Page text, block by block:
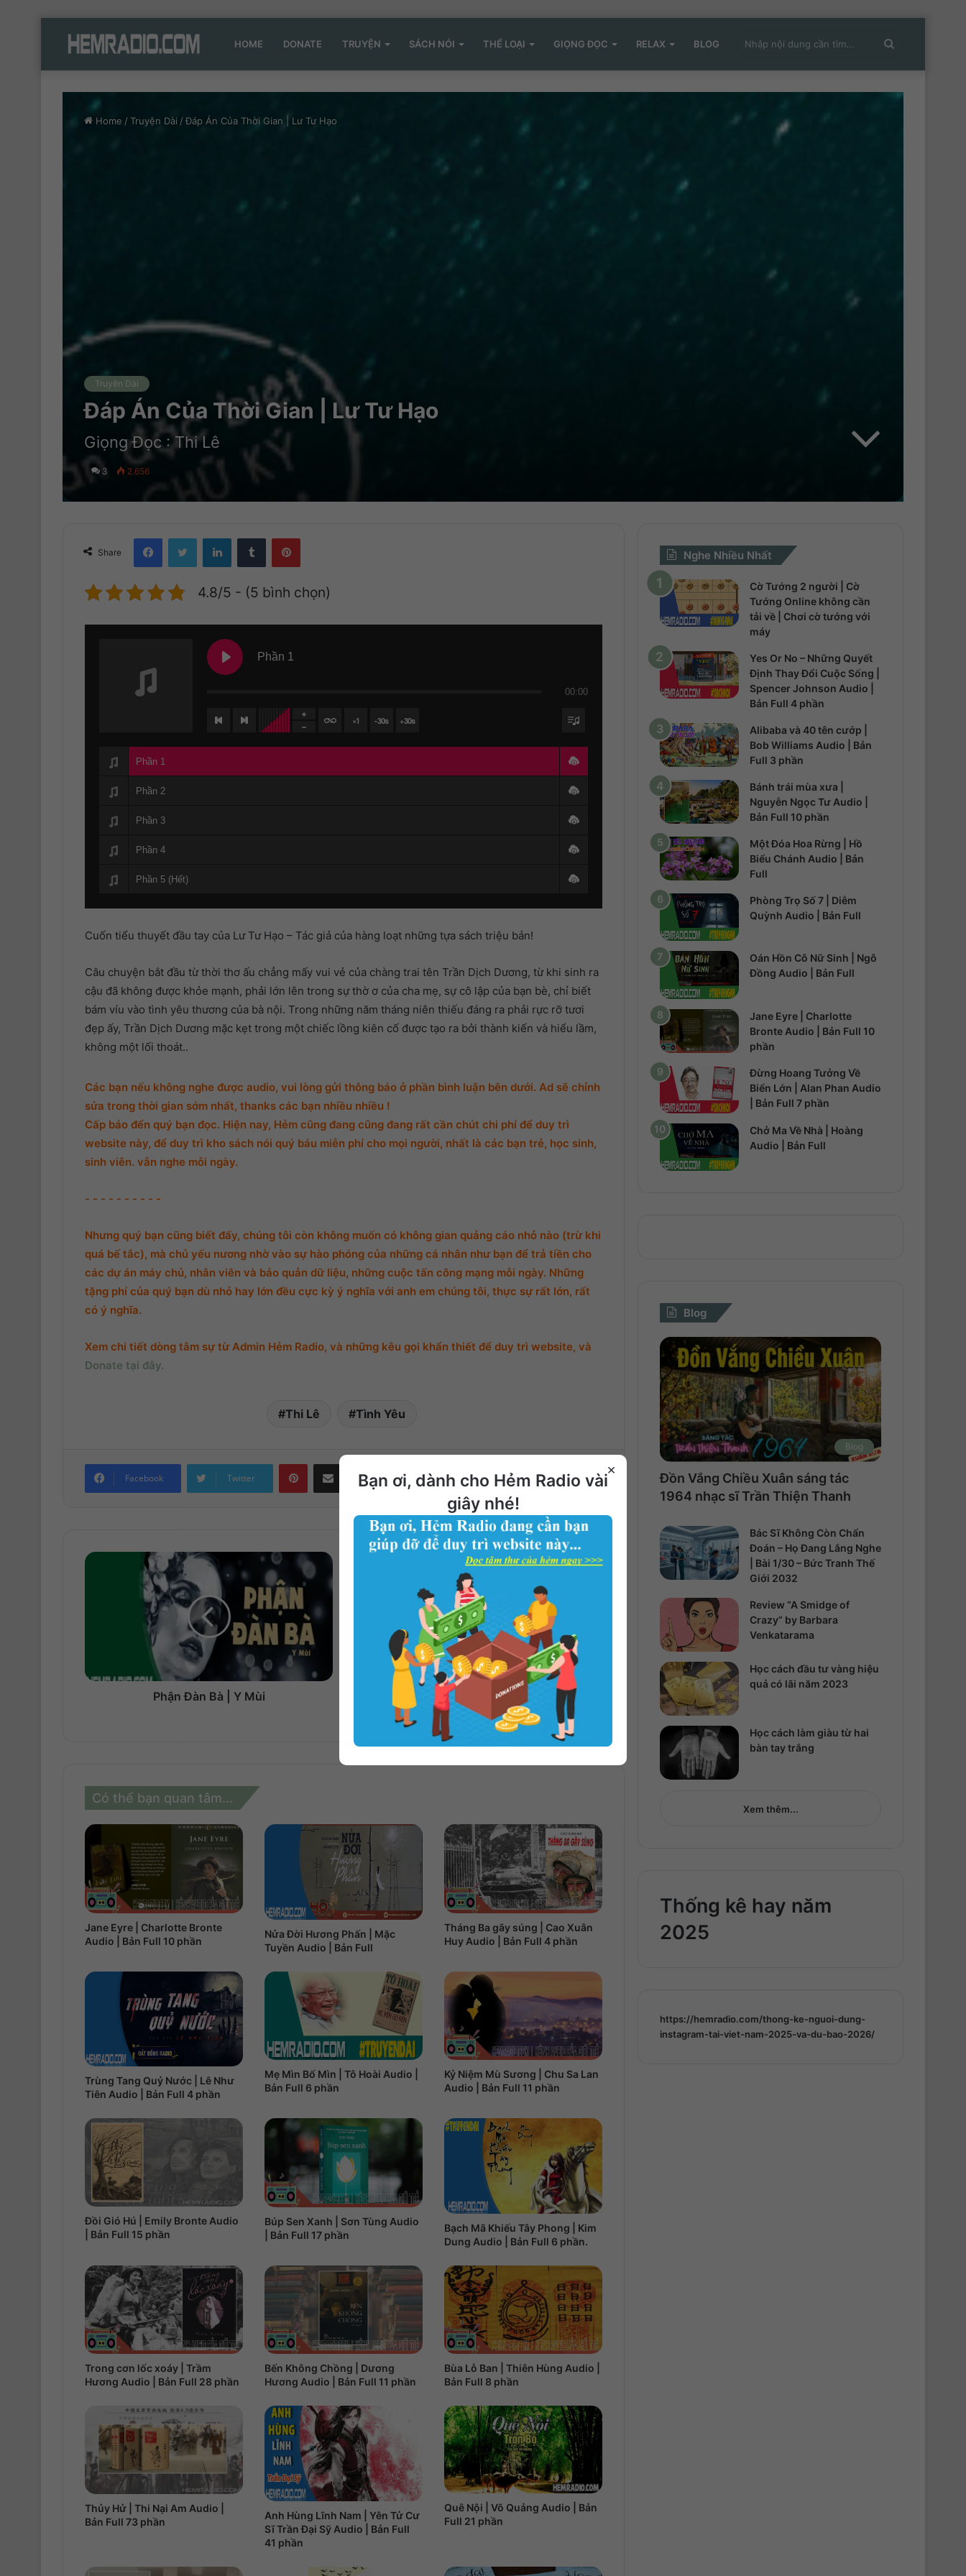
HOME DONATE TRUYỆN SÁCH NÓI THỂ LOẠI GIỌNG ĐỌC RELAX BLOG
nội
Home / Truyện Dài / Đáp Án Của Thời Gian | Lư Tư Hạo
Truyện Dài
Đáp Án Của Thời Gian | Lư Tư Hạo
Giọng Đọc : Thi Lê
3 2.656
Share
4.8/5 - (5 bình chọn)
Phần 1
00:00
×1 -30s +30s
Phần 1
Phần 2
Phần 3
Phần 4
Phần 5 (Hết)
Cuốn tiểu thuyết đầu tay của Lư Tư Hạo – Tác giả của hàng loạt những tựa sách triệu bản!
Câu chuyện bắt đầu từ thời thơ ấu chẳng mấy vui vẻ của chàng trai tên Trần Dịch Dương, từ khi sinh ra
cậu đã không được khỏe mạnh, phải lớn lên trong sự thờ ơ của cha mẹ, sự cô lập của bạn bè, chỉ biết
bám víu vào tình yêu thương của bà nội. Trong những năm tháng niên thiếu đáng ra phải rực rỡ tươi
đẹp ấy, Trần Dịch Dương mặc kẹt trong một chiếc lồng kiên cố được tạo ra bởi thành kiến và hiểu lầm,
không một lối thoát..
Các bạn nếu không nghe được audio, vui lòng gửi thông báo ở phần bình luận bên dưới. Ad sẽ chỉnh
sửa trong thời gian sớm nhất, thanks các bạn nhiều nhiều !
Cấp báo đển quý bạn đọc. Hiện nay, Hẻm cũng đang cũng đang rất cần chút chi phí để duy trì
website này, để duy trì kho sách nói quý báu miễn phí cho mọi người, nhất là các bạn trẻ, học sinh,
sinh viên. vẫn nghe mỗi ngày.
- - - - - - - - - -
Nhưng quý bạn cũng biết đấy, chúng tôi còn không muốn có không gian quảng cáo nhỏ nào (trừ khi
quá bế tắc), mà chủ yếu nương nhờ vào sự hào phóng của những cá nhân như bạn để trả tiền cho
các dự án máy chủ, nhân viên và bảo quản dữ liệu, những cuộc tấn công mạng mỗi ngày. Những
tặng phí của quý bạn dù nhỏ hay lớn đều cực kỳ ý nghĩa với anh em chúng tôi, thực sự rất lớn, rất
có ý nghĩa.
Xem chi tiết dòng tâm sự từ Admin Hẻm Radio, và những kêu gọi khẩn thiết để duy trì website, và
Donate tại đây.
Thi Lê Tình Yêu
Facebook Twitter
Phận Đàn Bà | Y Mùi
Quên Một Người Là Chuyện Của Thời
Gian | A Tòn
Có thể bạn quan tâm...
Jane Eyre | Charlotte Bronte
Audio | Bản Full 10 phần
Nửa Đời Hương Phấn | Mặc
Tuyền Audio | Bản Full
Tháng Ba gãy súng | Cao Xuân
Huy Audio | Bản Full 4 phần
Trùng Tang Quỷ Nước | Lê Như
Tiên Audio | Bản Full 4 phần
Mẹ Mìn Bố Mìn | Tô Hoài Audio |
Bản Full 6 phần
Kỷ Niệm Mù Sương | Chu Sa Lan
Audio | Bản Full 11 phần
Đồi Gió Hú | Emily Bronte Audio
| Bản Full 15 phần
Búp Sen Xanh | Sơn Tùng Audio
| Bản Full 17 phần
Bạch Mã Khiếu Tây Phong | Kim
Dung Audio | Bản Full 6 phần.
Trong cơn lốc xoáy | Trầm
Hương Audio | Bản Full 28 phần
Bến Không Chồng | Dương
Hương Audio | Bản Full 11 phần
Bùa Lỗ Ban | Thiên Hùng Audio |
Bản Full 8 phần
Thủy Hử | Thi Nại Am Audio |
Bản Full 73 phần
Anh Hùng Lĩnh Nam | Yên Tử Cư
Sĩ Trần Đại Sỹ Audio | Bản Full
41 phần
Quê Nội | Võ Quảng Audio | Bản
Full 21 phần
Nghe Nhiều Nhất
Cờ Tướng 2 người | Cờ
Tướng Online không cần
tải về | Chơi cờ tướng với
máy
Yes Or No – Những Quyết
Định Thay Đổi Cuộc Sống |
Spencer Johnson Audio |
Bản Full 4 phần
Alibaba và 40 tên cướp |
Bob Williams Audio | Bản
Full 3 phần
Bánh trái mùa xưa |
Nguyễn Ngọc Tư Audio |
Bản Full 10 phần
Một Đóa Hoa Rừng | Hồ
Biểu Chánh Audio | Bản
Full
Phòng Trọ Số 7 | Diễm
Quỳnh Audio | Bản Full
Oán Hồn Cô Nữ Sinh | Ngô
Đồng Audio | Bản Full
Jane Eyre | Charlotte
Bronte Audio | Bản Full 10
phần
Đừng Hoang Tưởng Về
Biển Lớn | Alan Phan Audio
| Bản Full 7 phần
Chở Ma Về Nhà | Hoàng
Audio | Bản Full
Blog
Blog
Đồn Vắng Chiều Xuân sáng tác
1964 nhạc sĩ Trần Thiện Thanh
Bác Sĩ Không Còn Chẩn
Đoán – Họ Đang Lắng Nghe
| Bài 1/30 – Bức Tranh Thế
Giới 2032
Review “A Smidge of
Crazy” by Barbara
Venkatarama
Học cách đầu tư vàng hiệu
quả có lãi năm 2023
Học cách làm giàu từ hai
bàn tay trắng
Xem thêm...
Thống kê hay năm
2025
https://hemradio.com/thong-ke-nguoi-dung-
instagram-tai-viet-nam-2025-va-du-bao-2026/
×
Bạn ơi, dành cho Hẻm Radio vài
giây nhé!